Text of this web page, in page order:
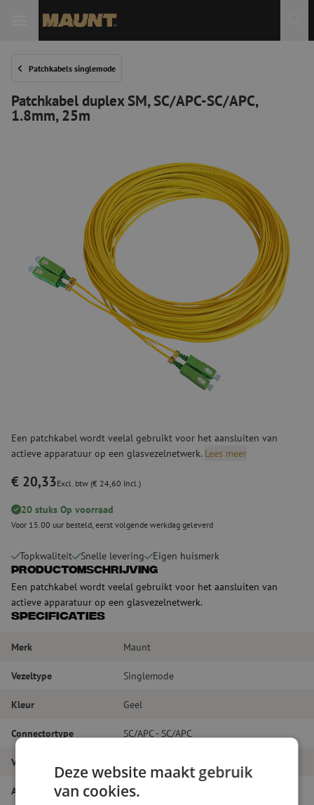
Patchkabels singlemode
Patchkabel duplex SM, SC/APC-SC/APC,
1.8mm, 25m
Een patchkabel wordt veelal gebruikt voor het aansluiten van
actieve apparatuur op een glasvezelnetwerk. Lees meer
€ 20,33Excl. btw (€ 24,60 Incl.)
20 stuks Op voorraad
Voor 15.00 uur besteld, eerst volgende werkdag geleverd
Topkwaliteit Snelle levering Eigen huismerk
Productomschrijving
Een patchkabel wordt veelal gebruikt voor het aansluiten van
actieve apparatuur op een glasvezelnetwerk.
Specificaties
Merk Maunt
Vezeltype Singlemode
Kleur Geel
Connectortype SC/APC - SC/APC
Vezelsoort
Aantal vezels Duplex
Deze website maakt gebruik
van cookies.